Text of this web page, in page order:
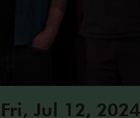
Fri, Jul 12, 2024